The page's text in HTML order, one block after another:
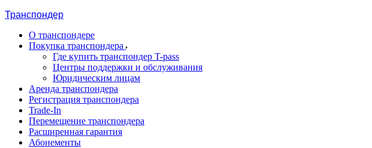
Транспондер
О транспондере
Покупка транспондера
Где купить транспондер T-pass
Центры поддержки и обслуживания
Юридическим лицам
Аренда транспондера
Регистрация транспондера
Trade-In
Перемещение транспондера
Расширенная гарантия
Абонементы